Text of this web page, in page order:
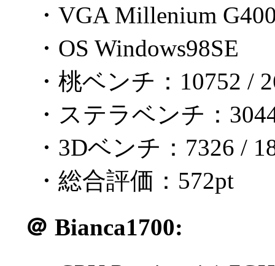
・VGA Millenium
・OS Windows98SE
・桃ベンチ：10752 /
・ステラベンチ：
・3Dベンチ：7326 /
・総合評価：572pt
＠ Bianca1700: